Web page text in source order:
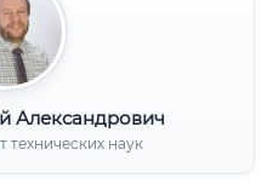
Александрович
технических наук